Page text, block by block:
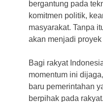
bergantung pada
komitmen politik,
masyarakat. Tanpa
akan menjadi
Bagi rakyat
momentum ini
baru pemerintahan
berpihak pada rakyat.